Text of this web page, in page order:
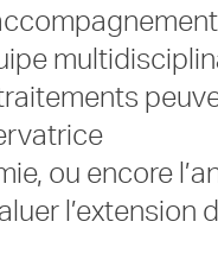
ou encore
l’extension